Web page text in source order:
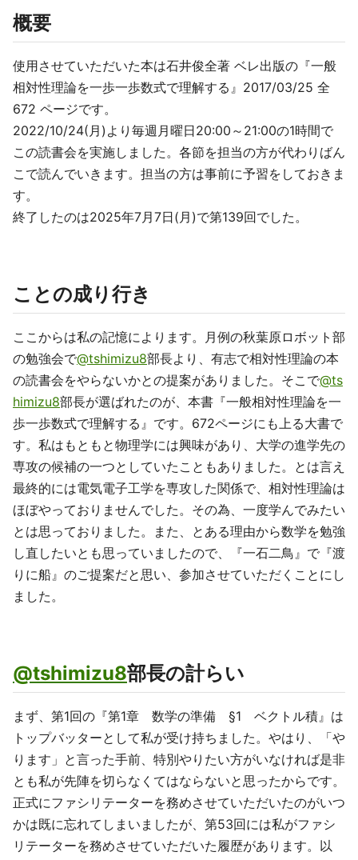
概要
使用させていただいた本は石井俊全著 ベレ出版の『一般
相対性理論を一歩一歩数式で理解する』2017/03/25 全
672 ページです。
2022/10/24(月)より毎週月曜日20:00～21:00の1時間で
この読書会を実施しました。各節を担当の方が代わりばん
こで読んでいきます。担当の方は事前に予習をしておきま
す。
終了したのは2025年7月7日(月)で第139回でした。
ことの成り行き
ここからは私の記憶によります。月例の秋葉原ロボット部
の勉強会で@tshimizu8部長より、有志で相対性理論の本
の読書会をやらないかとの提案がありました。そこで@ts
himizu8部長が選ばれたのが、本書『一般相対性理論を一
歩一歩数式で理解する』です。672ページにも上る大書で
す。私はもともと物理学には興味があり、大学の進学先の
専攻の候補の一つとしていたこともありました。とは言え
最終的には電気電子工学を専攻した関係で、相対性理論は
ほぼやっておりませんでした。その為、一度学んでみたい
とは思っておりました。また、とある理由から数学を勉強
し直したいとも思っていましたので、『一石二鳥』で『渡
りに船』のご提案だと思い、参加させていただくことにし
ました。
@tshimizu8部長の計らい
まず、第1回の『第1章 数学の準備 §1 ベクトル積』は
トップバッターとして私が受け持ちました。やはり、「や
ります」と言った手前、特別やりたい方がいなければ是非
とも私が先陣を切らなくてはならないと思ったからです。
正式にファシリテーターを務めさせていただいたのがいつ
かは既に忘れてしまいましたが、第53回には私がファシ
リテーターを務めさせていただいた履歴があります。以